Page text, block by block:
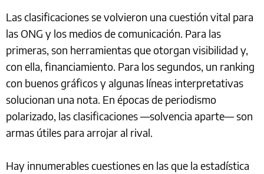
Las clasificaciones se volvieron una cuestión vital para
las ONG y los medios de comunicación. Para las
primeras, son herramientas que otorgan visibilidad y,
con ella, financiamiento. Para los segundos, un ranking
con buenos gráficos y algunas líneas interpretativas
solucionan una nota. En épocas de periodismo
polarizado, las clasificaciones —solvencia aparte— son
armas útiles para arrojar al rival.
Hay innumerables cuestiones en las que la estadística